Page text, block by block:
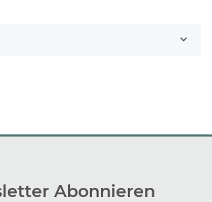
Abonnieren